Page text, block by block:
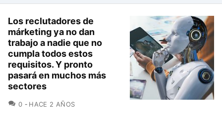
Los reclutadores de
márketing ya no dan
trabajo a nadie que no
cumpla todos estos
requisitos. Y pronto
pasará en muchos más
sectores
0 COMENTARIOS
HACE 2 AÑOS